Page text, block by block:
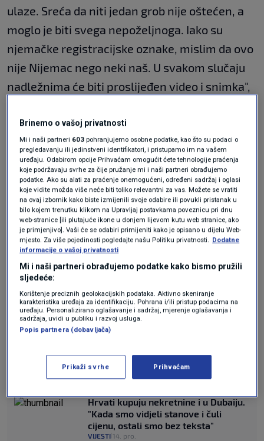
ulaze. Sreća da niti jedan grob nije oštećen, a
moglo je biti svega nepoželjnoga. Iako su
njemačke registracijske oznake, mislim da ovo
nije Nijemac nego neki naš. U svakom slučaju
nadležnima će biti proslijeđen video i snimka",
koja je zadužena za održavanje groblja.
"Molim vas da na glasanju o mom
Hrvati kupuju nekretnine i u Dubaiju.
"Kada smo vidjeli stanove i čuli
cijenu, ostali smo bez teksta"
VIJESTI 14. pro.
Brinemo o vašoj privatnosti
Mi i naši partneri 603 pohranjujemo osobne podatke, kao što su podaci o
pregledavanju ili jedinstveni identifikatori, i pristupamo im na vašem
uređaju. Odabirom opcije Prihvaćam omogućit ćete tehnologije praćenja
koje podržavaju svrhe za čije pružanje mi i naši partneri obrađujemo
podatke. Ako su alati za praćenje onemogućeni, određeni sadržaj i oglasi
koje vidite možda više neće biti toliko relevantni za vas. Možete se vratiti
na ovaj izbornik kako biste izmijenili svoje odabire ili povukli pristanak u
bilo kojem trenutku klikom na Upravljaj postavkama poveznicu pri dnu
web-stranice [ili plutajuće ikone u donjem lijevom kutu web stranice, ako
je primjenjivo]. Vaši će se odabiri primijeniti kako je opisano u dijelu Web-
mjesto. Za više pojedinosti pogledajte našu Politiku privatnosti. Dodatne
informacije o vašoj privatnosti
Mi i naši partneri obrađujemo podatke kako bismo pružili
sljedeće:
Korištenje preciznih geolokacijskih podataka. Aktivno skeniranje
karakteristika uređaja za identifikaciju. Pohrana i/ili pristup podacima na
uređaju. Personalizirano oglašavanje i sadržaj, mjerenje oglašavanja i
sadržaja, uvidi u publiku i razvoj usluga.
Popis partnera (dobavljača)
Prikaži svrhe Prihvaćam